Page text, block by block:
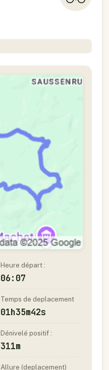
Heure départ :
06:07
Temps de deplacement
01h35m42s
Dénivelé positif :
311m
Allure (deplacement)